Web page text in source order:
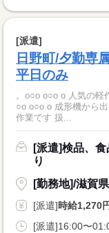
[派遣]
日野町/夕勤専
平日のみ
。o○o o○o o 人気の軽
○o o○o o 成形機から
作業です 扱...
[派遣]検品、
り
[勤務地]/滋賀
[派遣]時給1,270
[派遣]16:00〜